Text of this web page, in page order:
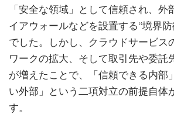
「安全な領域」として信頼され、外
イアウォールなどを設置する“境界
でした。しかし、クラウドサービス
ワークの拡大、そして取引先や委託
が増えたことで、「信頼できる内部
い外部」という二項対立の前提自体
す。